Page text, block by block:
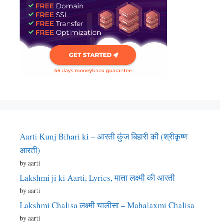
Aarti Kunj Bihari ki – आरती कुंज बिहारी की (श्रीकृष्ण
आरती)
by aarti
Lakshmi ji ki Aarti, Lyrics, माता लक्ष्मी की आरती
by aarti
Lakshmi Chalisa लक्ष्मी चालीसा – Mahalaxmi Chalisa
by aarti